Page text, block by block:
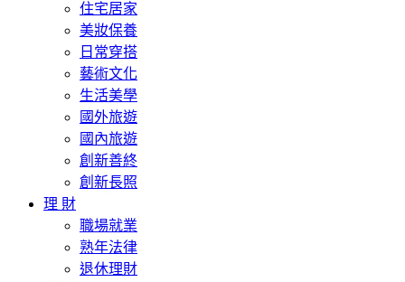
住宅居家
美妝保養
日常穿搭
藝術文化
生活美學
國外旅遊
國內旅遊
創新善終
創新長照
理 財
職場就業
熟年法律
退休理財